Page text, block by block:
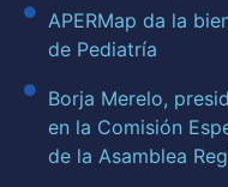
APERMap da la
de Pediatría
Borja Merelo,
en la Comisión
de la Asamblea